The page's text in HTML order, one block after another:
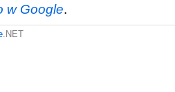
w Google.
.NET